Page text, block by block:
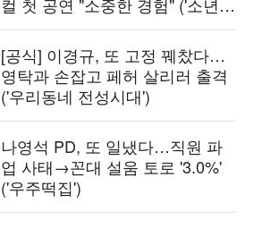
의')
[공식] 이경규, 또 고정 꿰찼다…
영탁과 손잡고 페허 살리러 출격
('우리동네 전성시대')
나영석 PD, 또 일냈다…직원 파
업 사태→꼰대 설움 토로 '3.0%'
('우주떡집')